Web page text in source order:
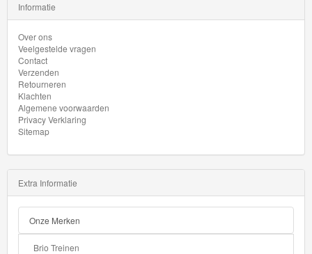
Informatie
Over ons
Veelgestelde vragen
Contact
Verzenden
Retourneren
Klachten
Algemene voorwaarden
Privacy Verklaring
Sitemap
Extra Informatie
Onze Merken
Brio Treinen